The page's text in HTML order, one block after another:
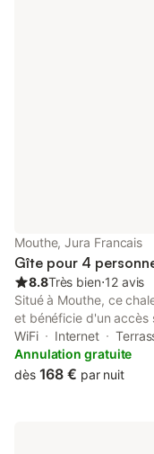
Mouthe, Jura Francais
Gîte pour 4
8.8Très bien⋅12 avis
Situé à Mouthe, ce
et bénéficie d'un accès
trouve à 100 m des
constituant un point de
montagne tout au long
WiFi Internet
Annulation gratuite
dès 168 € par nuit